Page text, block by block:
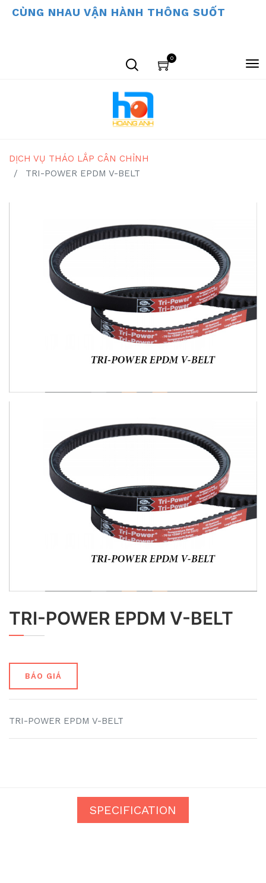
CÙNG NHAU VẬN HÀNH THÔNG SUỐT
0
DỊCH VỤ THÁO LẮP CÂN CHỈNH
TRI-POWER EPDM V-BELT
TRI-POWER EPDM V-BELT
BÁO GIÁ
TRI-POWER EPDM V-BELT
SPECIFICATION